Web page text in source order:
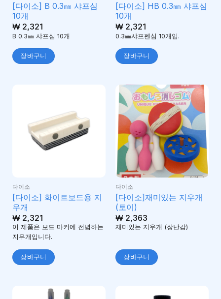
[다이소] B 0.3㎜ 샤프심
10개
₩2,321
B 0.3㎜ 샤프심 10개
장바구니
[다이소] HB 0.3㎜ 샤프심
10개
₩2,321
0.3㎜샤프펜심 10개입.
장바구니
다이소
[다이소] 화이트보드용 지
우개
₩2,321
이 제품은 보드 마커에 전념하는
지우개입니다.
장바구니
다이소
[다이소]재미있는 지우개
(토이)
₩2,363
재미있는 지우개 (장난감)
장바구니